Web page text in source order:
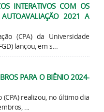
INTERATIVOS COM OS
2021 A
(CPA) da Universidade
lançou, em s...
PARA O BIÊNIO 2024-
(CPA) realizou, no último dia
...